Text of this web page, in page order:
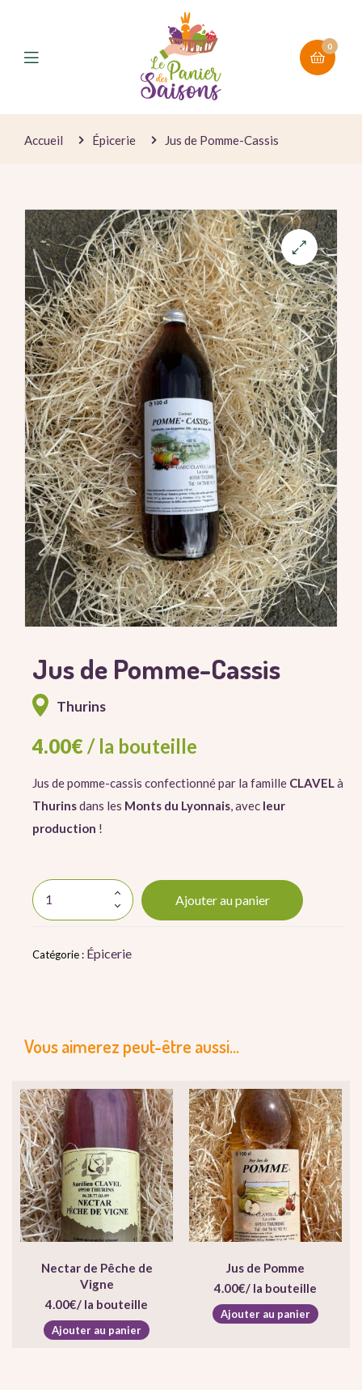
0
Accueil Épicerie Jus de Pomme-Cassis
Jus de Pomme-Cassis
Thurins
4.00€/ la bouteille
Jus de pomme-cassis confectionné par la famille CLAVELà
Thurinsdans les Monts du Lyonnais, avec leur
production !
Ajouter au panier
Catégorie : Épicerie
Vous aimerez peut-être aussi…
Nectar de Pêche de
Vigne
4.00€/ la bouteille
Ajouter au panier
Jus de Pomme
4.00€/ la bouteille
Ajouter au panier